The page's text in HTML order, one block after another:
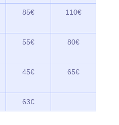
85€ 110€
55€ 80€
45€ 65€
63€